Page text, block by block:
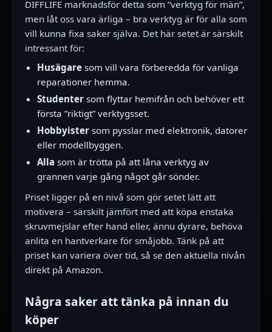
DIFFLIFE marknadsför detta som ”verktyg för män”,
men låt oss vara ärliga – bra verktyg är för alla som
vill kunna fixa saker själva. Det här setet är särskilt
intressant för:
Husägare som vill vara förberedda för vanliga
reparationer hemma.
Studenter som flyttar hemifrån och behöver ett
första ”riktigt” verktygsset.
Hobbyister som pysslar med elektronik, datorer
eller modellbyggen.
Alla som är trötta på att låna verktyg av
grannen varje gång något går sönder.
Priset ligger på en nivå som gör setet lätt att
motivera – särskilt jämfört med att köpa enstaka
skruvmejslar efter hand eller, ännu dyrare, behöva
anlita en hantverkare för småjobb. Tänk på att
priset kan variera över tid, så se den aktuella nivån
direkt på Amazon.
Några saker att tänka på innan du
köper